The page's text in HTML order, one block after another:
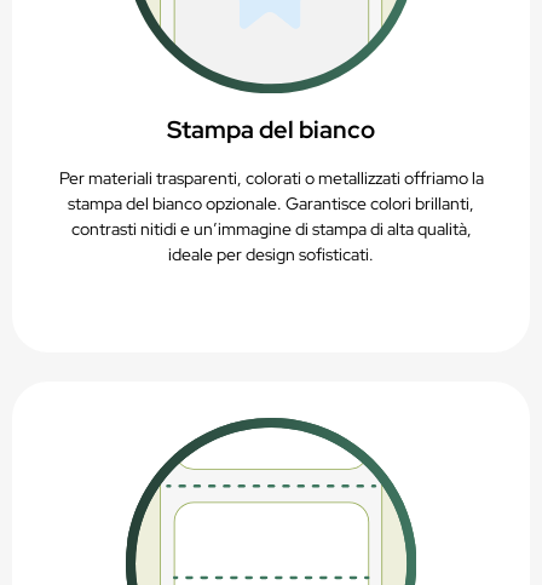
Stampa del bianco
Per materiali trasparenti, colorati o metallizzati offriamo la
stampa del bianco opzionale. Garantisce colori brillanti,
contrasti nitidi e un’immagine di stampa di alta qualità,
ideale per design sofisticati.